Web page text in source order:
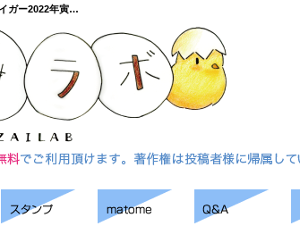
ガー2022年寅…